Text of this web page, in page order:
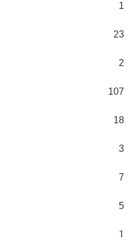
1
23
2
107
18
3
7
5
1